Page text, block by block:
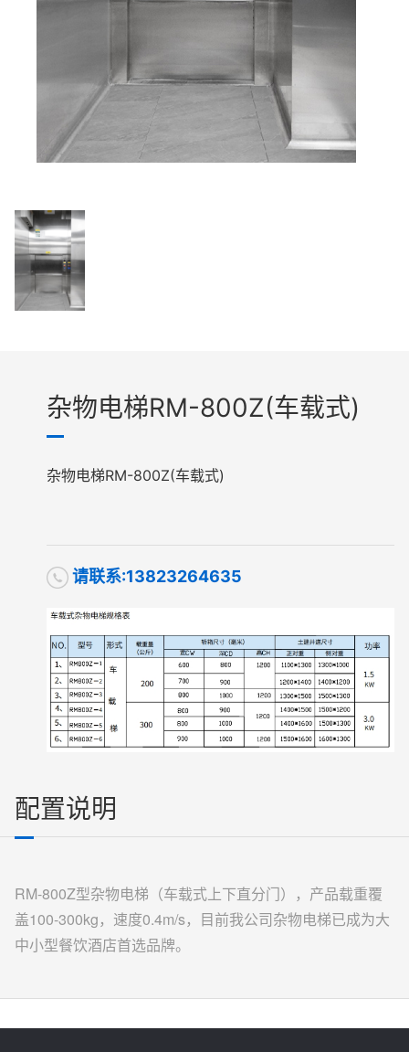
杂物电梯RM-800Z(车载式)
杂物电梯RM-800Z(车载式)
请联系:13823264635
配置说明
RM-800Z型杂物电梯（车载式上下直分门），产品载重覆
盖100-300kg，速度0.4m/s，目前我公司杂物电梯已成为大
中小型餐饮酒店首选品牌。